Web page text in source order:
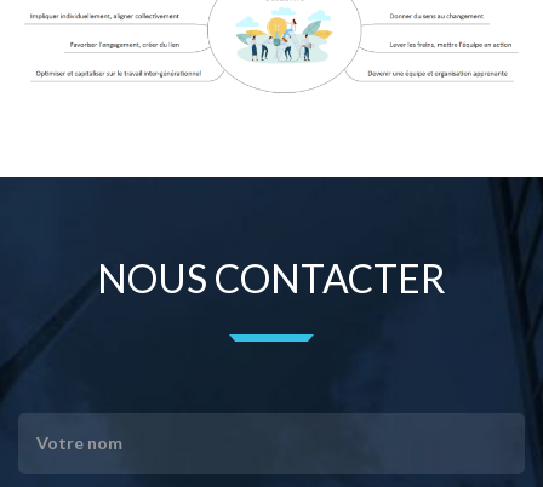
NOUS CONTACTER